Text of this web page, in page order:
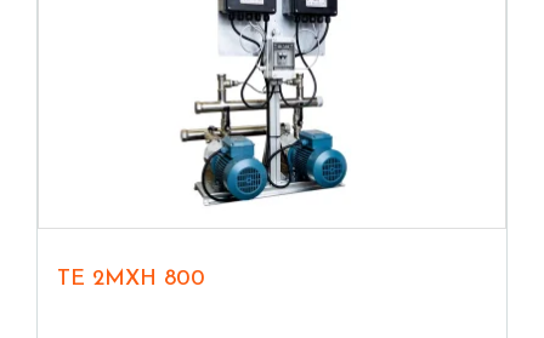
TE 2MXH 800